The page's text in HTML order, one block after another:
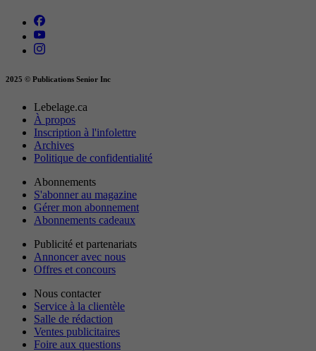
2025 © Publications Senior Inc
Lebelage.ca
À propos
Inscription à l'infolettre
Archives
Politique de confidentialité
Abonnements
S'abonner au magazine
Gérer mon abonnement
Abonnements cadeaux
Publicité et partenariats
Annoncer avec nous
Offres et concours
Nous contacter
Service à la clientèle
Salle de rédaction
Ventes publicitaires
Foire aux questions